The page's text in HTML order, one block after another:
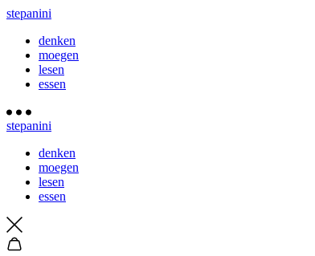
stepanini
denken
moegen
lesen
essen
stepanini
denken
moegen
lesen
essen